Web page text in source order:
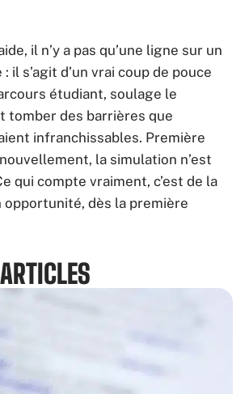
il n’y a pas qu’une ligne sur un
il s’agit d’un vrai coup de pouce
étudiant, soulage le
tomber des barrières que
infranchissables. Première
la simulation n’est
qui compte vraiment, c’est de la
dès la première